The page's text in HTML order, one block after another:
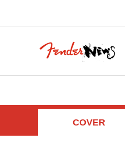
COVER